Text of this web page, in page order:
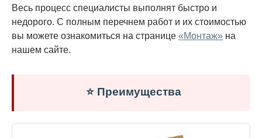
Весь процесс специалисты выполнят быстро и
недорого. С полным перечнем работ и их стоимостью
вы можете ознакомиться на странице «Монтаж» на
нашем сайте.
⭐ Преимущества